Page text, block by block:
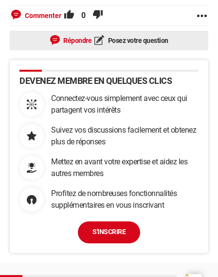
Commenter 0
Répondre Posez votre question
DEVENEZ MEMBRE EN QUELQUES CLICS
Connectez-vous simplement avec ceux qui
partagent vos intérêts
Suivez vos discussions facilement et obtenez
plus de réponses
Mettez en avant votre expertise et aidez les
autres membres
Profitez de nombreuses fonctionnalités
supplémentaires en vous inscrivant
S'INSCRIRE